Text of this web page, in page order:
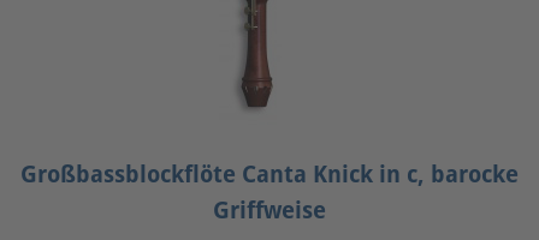
Großbassblockflöte Canta Knick in c, barocke
Griffweise